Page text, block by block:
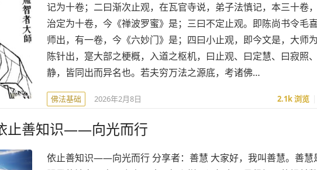
记为十卷；二曰渐次止观，在瓦官寺说，弟子法慎记，本三十卷
治定为十卷，今《禅波罗蜜》是；三曰不定止观。即陈尚书令毛
师出，有一卷，今《六妙门》是；四曰小止观，即今文是，大师
陈针出，寔大部之梗概，入道之枢机，曰止观、曰定慧、曰寂照
静，皆同出而异名也。若夫穷万法之源底，考诸佛…
佛法基础 2026年2月8日 2.1k浏览
止善知识——向光而行
依止善知识——向光而行 分享者：善慧 大家好，我叫善慧。善慧